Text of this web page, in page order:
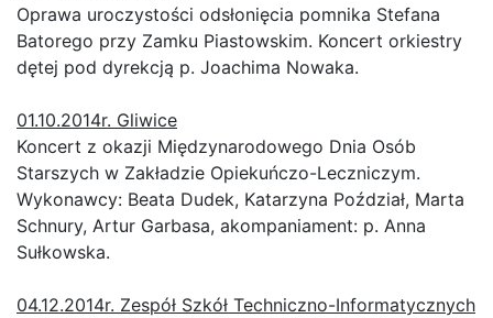
Oprawa uroczystości odsłonięcia pomnika Stefana
Batorego przy Zamku Piastowskim. Koncert orkiestry
dętej pod dyrekcją p. Joachima Nowaka.
01.10.2014r. Gliwice
Koncert z okazji Międzynarodowego Dnia Osób
Starszych w Zakładzie Opiekuńczo-Leczniczym.
Wykonawcy: Beata Dudek, Katarzyna Poździał, Marta
Schnury, Artur Garbasa, akompaniament: p. Anna
Sułkowska.
04.12.2014r. Zespół Szkół Techniczno-Informatycznych